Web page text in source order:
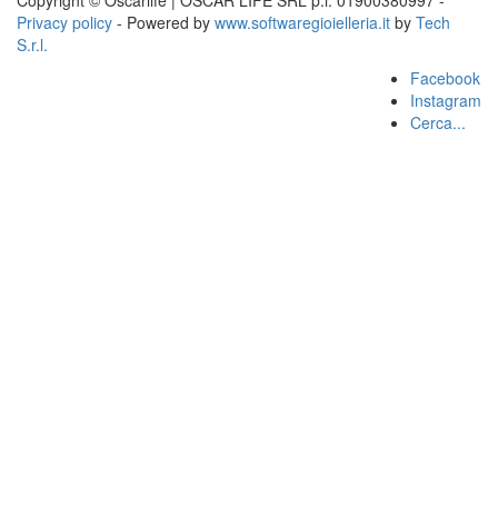
Privacy policy - Powered by www.softwaregioielleria.it by Tech
S.r.l.
Facebook
Instagram
Cerca...